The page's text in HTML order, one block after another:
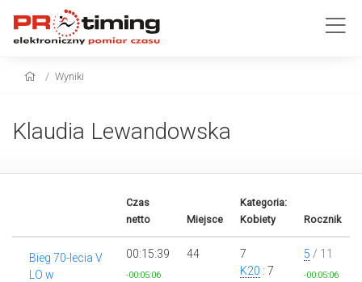
Wyniki
Klaudia Lewandowska
Czas
netto
Miejsce
Kategoria:
Kobiety
Rocznik
Bieg 70-lecia V
LO w
00:15:39
-00:05:06
44
7
K20 : 7
5 / 11
-00:05:06